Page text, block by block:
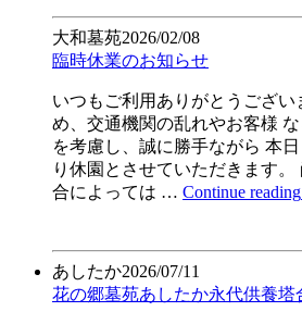
大和墓苑2026/02/08
臨時休業のお知らせ
いつもご利用ありがとうござい
め、交通機関の乱れやお客様
を考慮し、誠に勝手ながら
り休園とさせていただきます
合によっては … Continue reading
あしたか2026/07/11
花の郷墓苑あしたか永代供養塔